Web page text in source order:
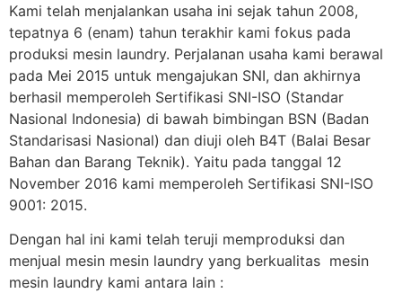
Kami telah menjalankan usaha ini sejak tahun 2008,
tepatnya 6 (enam) tahun terakhir kami fokus pada
produksi mesin laundry. Perjalanan usaha kami berawal
pada Mei 2015 untuk mengajukan SNI, dan akhirnya
berhasil memperoleh Sertifikasi SNI-ISO (Standar
Nasional Indonesia) di bawah bimbingan BSN (Badan
Standarisasi Nasional) dan diuji oleh B4T (Balai Besar
Bahan dan Barang Teknik). Yaitu pada tanggal 12
November 2016 kami memperoleh Sertifikasi SNI-ISO
9001: 2015.
Dengan hal ini kami telah teruji memproduksi dan
menjual mesin mesin laundry yang berkualitas mesin
mesin laundry kami antara lain :